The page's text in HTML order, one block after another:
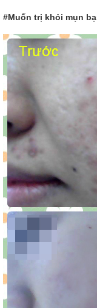
#Muốn trị khỏi mụn